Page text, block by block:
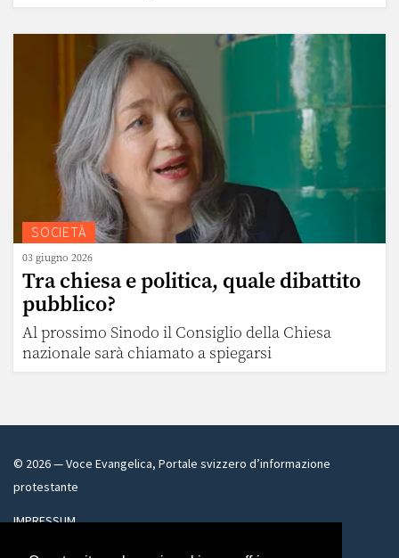
SOCIETÀ
03 giugno 2026
Tra chiesa e politica, quale dibattito
pubblico?
Al prossimo Sinodo il Consiglio della Chiesa
nazionale sarà chiamato a spiegarsi
© 2026— Voce Evangelica, Portale svizzero d’informazione
protestante
IMPRESSUM
voceevangelica@bluewin.ch